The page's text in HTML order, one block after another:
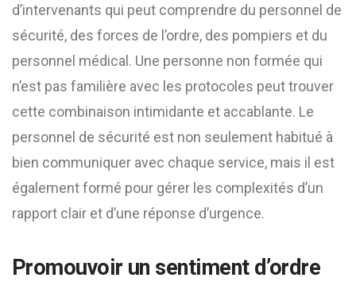
d’intervenants qui peut comprendre du personnel de
sécurité, des forces de l’ordre, des pompiers et du
personnel médical. Une personne non formée qui
n’est pas familière avec les protocoles peut trouver
cette combinaison intimidante et accablante. Le
personnel de sécurité est non seulement habitué à
bien communiquer avec chaque service, mais il est
également formé pour gérer les complexités d’un
rapport clair et d’une réponse d’urgence.
Promouvoir un sentiment d’ordre